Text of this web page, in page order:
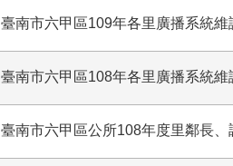
臺南市六甲區109年各里廣播系統維
臺南市六甲區108年各里廣播系統維
臺南市六甲區公所108年度里鄰長